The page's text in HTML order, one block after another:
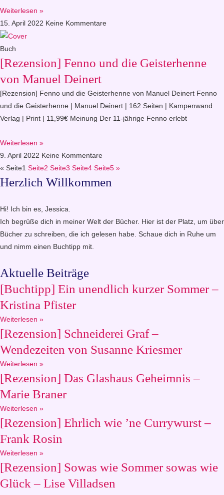
Weiterlesen »
15. April 2022 Keine Kommentare
Buch
[Rezension] Fenno und die Geisterhenne
von Manuel Deinert
[Rezension] Fenno und die Geisterhenne von Manuel Deinert Fenno
und die Geisterhenne | Manuel Deinert | 162 Seiten | Kampenwand
Verlag | Print | 11,99€ Meinung Der 11-jährige Fenno erlebt
Weiterlesen »
9. April 2022 Keine Kommentare
« Seite1 Seite2 Seite3 Seite4 Seite5 »
Herzlich Willkommen
Hi! Ich bin es, Jessica.
Ich begrüße dich in meiner Welt der Bücher. Hier ist der Platz, um über
Bücher zu schreiben, die ich gelesen habe. Schaue dich in Ruhe um
und nimm einen Buchtipp mit.
Aktuelle Beiträge
[Buchtipp] Ein unendlich kurzer Sommer –
Kristina Pfister
Weiterlesen »
[Rezension] Schneiderei Graf –
Wendezeiten von Susanne Kriesmer
Weiterlesen »
[Rezension] Das Glashaus Geheimnis –
Marie Braner
Weiterlesen »
[Rezension] Ehrlich wie ’ne Currywurst –
Frank Rosin
Weiterlesen »
[Rezension] Sowas wie Sommer sowas wie
Glück – Lise Villadsen